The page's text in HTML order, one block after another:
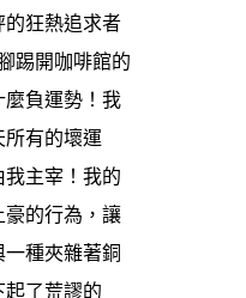
狂熱追求者
踢開咖啡館的
麼負運勢！我
有的壞運
主宰！我的
的行為，讓
種夾雜著銅
了荒謬的